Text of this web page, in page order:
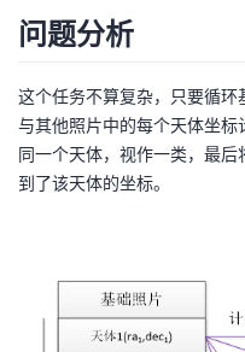
播
活
的
注
我
的
开
学
我
的
我
持
问题分析
这个任务不算复杂，只要循
与其他照片中的每个天体坐
同一个天体，视作一类，最
到了该天体的坐标。